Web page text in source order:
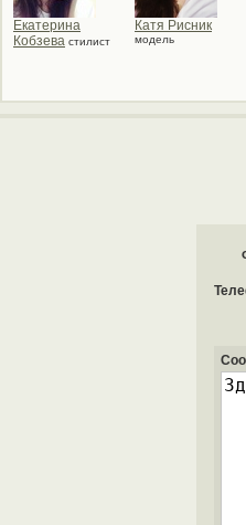
Екатерина
Кобзева стилист
Катя Рисник
модель